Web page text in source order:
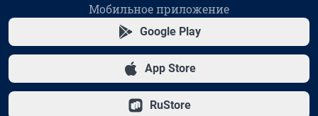
Мобильное приложение
Google Play
App Store
RuStore